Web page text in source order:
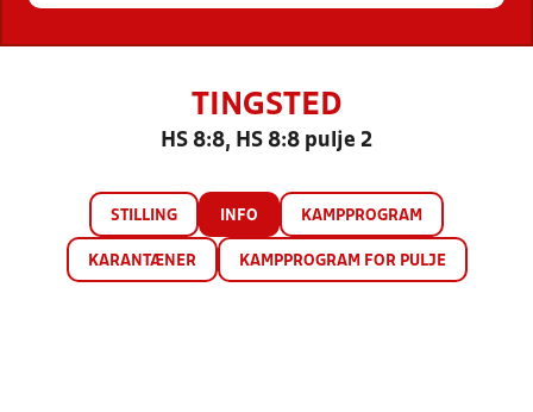
TINGSTED
HS 8:8, HS 8:8 pulje 2
STILLING INFO KAMPPROGRAM
KARANTÆNER KAMPPROGRAM FOR PULJE